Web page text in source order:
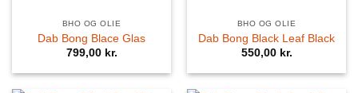
BHO OG OLIE
Dab Bong Blace Glas
799,00 kr.
BHO OG OLIE
Dab Bong Black Leaf Black
550,00 kr.